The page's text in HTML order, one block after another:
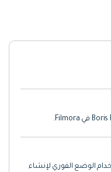
الوضع الفوري لإنشاء